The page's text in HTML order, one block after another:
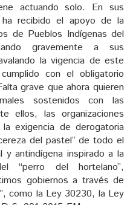
actuando solo. En sus
recibido el apoyo de la
de Pueblos Indígenas del
gravemente a sus
la vigencia de este
con el obligatorio
grave que ahora quieren
sostenidos con las
ellos, las organizaciones
exigencia de derogatoria
del pastel” de todo el
y antindígena inspirado a la
“perro del hortelano”,
gobiernos a través de
como la Ley 30230, la Ley